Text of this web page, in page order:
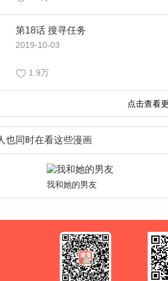
第18话 搜寻任务
2019-10-03
1.9万
也同时在看这些漫画
我和她的男友